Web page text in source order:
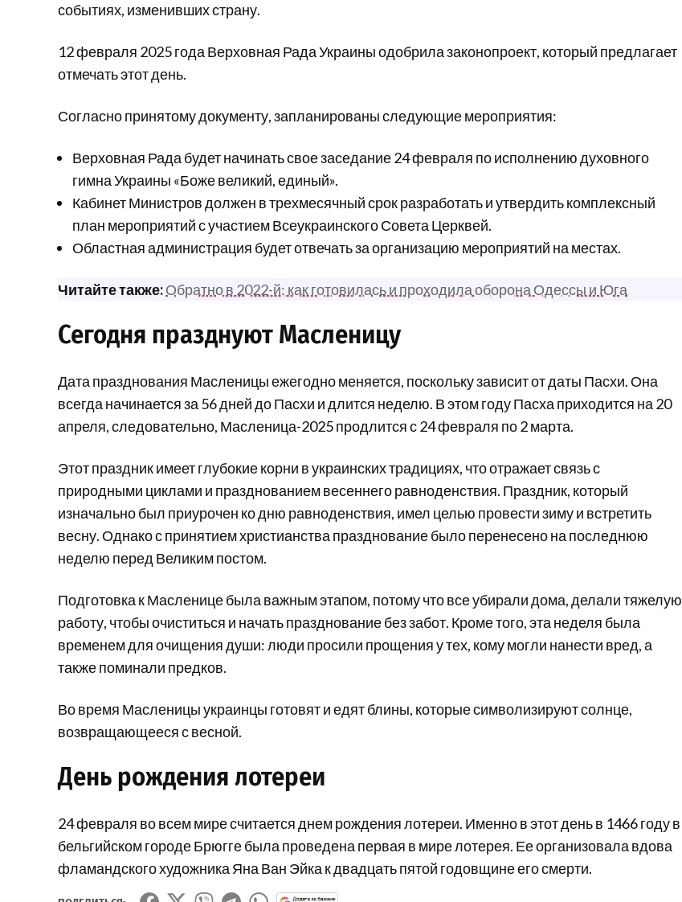
событиях, изменивших страну.
12 февраля 2025 года Верховная Рада Украины одобрила законопроект, который предлагает
отмечать этот день.
Согласно принятому документу, запланированы следующие мероприятия:
Верховная Рада будет начинать свое заседание 24 февраля по исполнению духовного
гимна Украины «Боже великий, единый».
Кабинет Министров должен в трехмесячный срок разработать и утвердить комплексный
план мероприятий с участием Всеукраинского Совета Церквей.
Областная администрация будет отвечать за организацию мероприятий на местах.
Читайте также:Обратно в 2022-й: как готовилась и проходила оборона Одессы и Юга
Сегодня празднуют Масленицу
Дата празднования Масленицы ежегодно меняется, поскольку зависит от даты Пасхи. Она
всегда начинается за 56 дней до Пасхи и длится неделю. В этом году Пасха приходится на 20
апреля, следовательно, Масленица-2025 продлится с 24 февраля по 2 марта.
Этот праздник имеет глубокие корни в украинских традициях, что отражает связь с
природными циклами и празднованием весеннего равноденствия. Праздник, который
изначально был приурочен ко дню равноденствия, имел целью провести зиму и встретить
весну. Однако с принятием христианства празднование было перенесено на последнюю
неделю перед Великим постом.
Подготовка к Масленице была важным этапом, потому что все убирали дома, делали тяжелую
работу, чтобы очиститься и начать празднование без забот. Кроме того, эта неделя была
временем для очищения души: люди просили прощения у тех, кому могли нанести вред, а
также поминали предков.
Во время Масленицы украинцы готовят и едят блины, которые символизируют солнце,
возвращающееся с весной.
День рождения лотереи
24 февраля во всем мире считается днем рождения лотереи. Именно в этот день в 1466 году в
бельгийском городе Брюгге была проведена первая в мире лотерея. Ее организовала вдова
фламандского художника Яна Ван Эйка к двадцать пятой годовщине его смерти.